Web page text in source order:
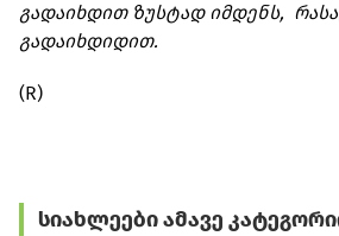
გადაიხდით ზუსტად იმდენს,
გადაიხდიდით.
(R)
სიახლეები ამავე